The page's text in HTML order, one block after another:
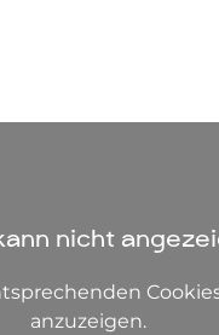
nicht
anzuzeigen.